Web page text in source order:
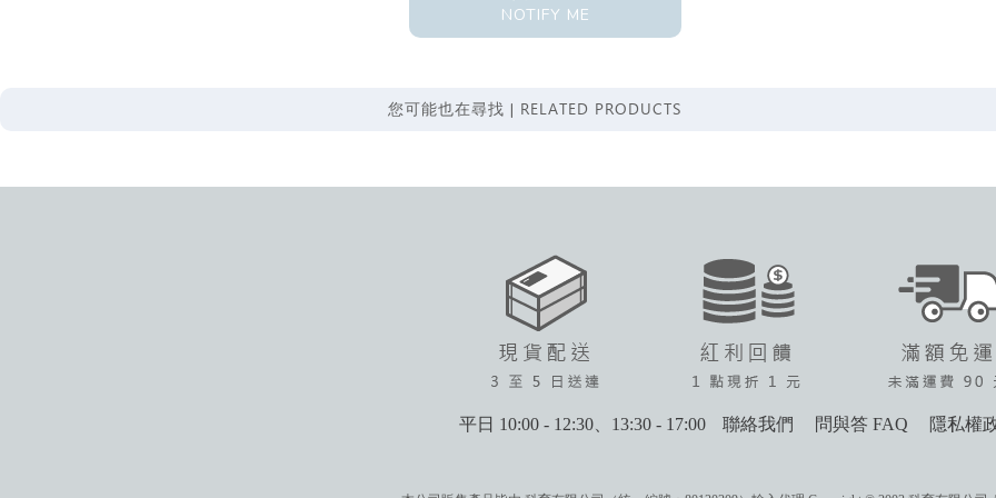
NOTIFY ME
您可能也在尋找 | RELATED PRODUCTS
平日 10:00 - 12:30、13:30 - 17:00 聯絡我們 問與答 FAQ 隱私權